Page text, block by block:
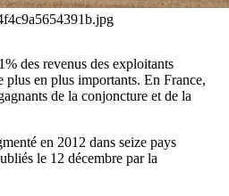
des revenus des exploitants
plus en plus importants. En France,
de la conjoncture et de la
en 2012 dans seize pays
le 12 décembre par la